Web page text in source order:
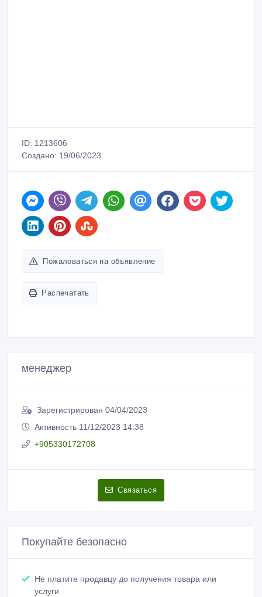
ID: 1213606
Создано: 19/06/2023
Пожаловаться на объявление
Распечатать
менеджер
Зарегистрирован 04/04/2023
Активность 11/12/2023 14:38
+905330172708
Связаться
Покупайте безопасно
Не платите продавцу до получения товара или
услуги